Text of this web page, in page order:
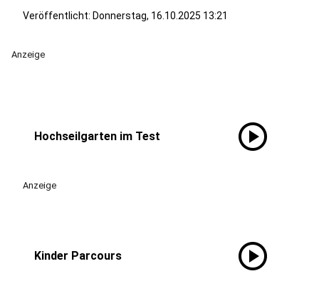
Veröffentlicht: Donnerstag, 16.10.2025 13:21
Anzeige
Hochseilgarten im Test play_circle
Anzeige
Kinder Parcours play_circle